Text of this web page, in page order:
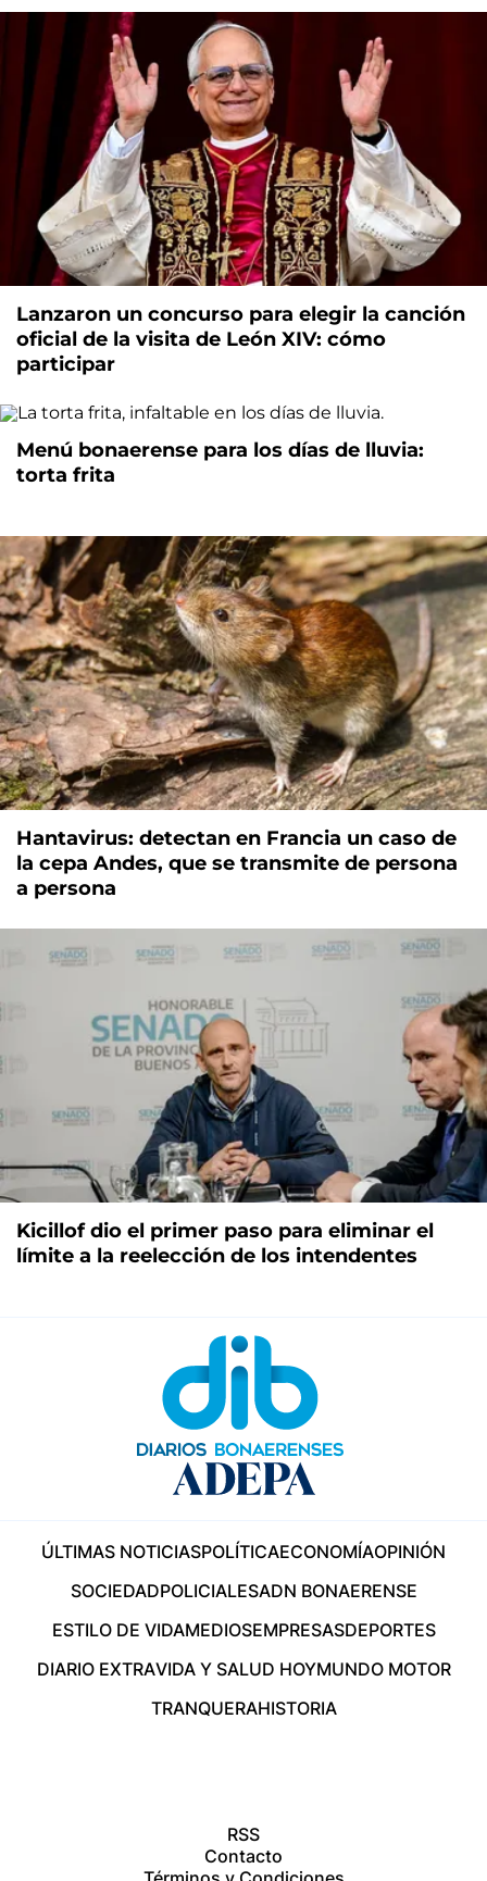
Lanzaron un concurso para elegir la canción
oficial de la visita de León XIV: cómo
participar
Menú bonaerense para los días de lluvia:
torta frita
Hantavirus: detectan en Francia un caso de
la cepa Andes, que se transmite de persona
a persona
Kicillof dio el primer paso para eliminar el
límite a la reelección de los intendentes
ÚLTIMAS NOTICIASPOLÍTICAECONOMÍAOPINIÓN
SOCIEDADPOLICIALESADN BONAERENSE
ESTILO DE VIDAMEDIOSEMPRESASDEPORTES
DIARIO EXTRAVIDA Y SALUD HOYMUNDO MOTOR
TRANQUERAHISTORIA
RSS
Contacto